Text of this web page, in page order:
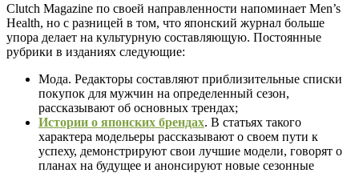
Clutch Magazine по своей направленности напоминает Men’s
Health, но с разницей в том, что японский журнал больше
упора делает на культурную составляющую. Постоянные
рубрики в изданиях следующие:
Мода. Редакторы составляют приблизительные списки
покупок для мужчин на определенный сезон,
рассказывают об основных трендах;
Истории о японских брендах. В статьях такого
характера модельеры рассказывают о своем пути к
успеху, демонстрируют свои лучшие модели, говорят о
планах на будущее и анонсируют новые сезонные